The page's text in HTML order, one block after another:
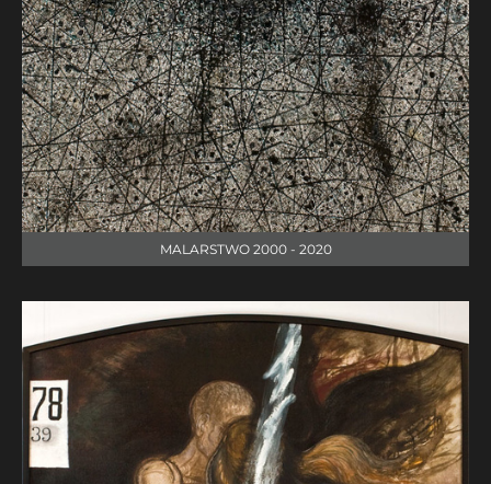
MALARSTWO 2000 - 2020